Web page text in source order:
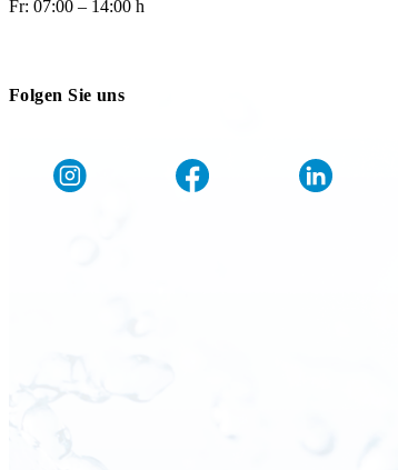
Fr: 07:00 – 14:00 h
Folgen Sie uns